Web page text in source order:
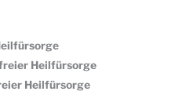
Heilfürsorge
Heilfürsorge